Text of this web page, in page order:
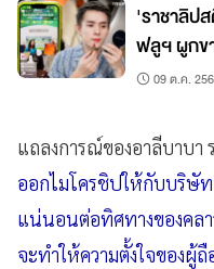
'ราชาลิป
ฟลูฯ ผูกข
09 ต.ค.
แถลงการณ์ของอาลีบาบา
ออกไมโครชิปให้กับบริษั
แน่นอนต่อทิศทางของคล
จะทำให้ความตั้งใจของ